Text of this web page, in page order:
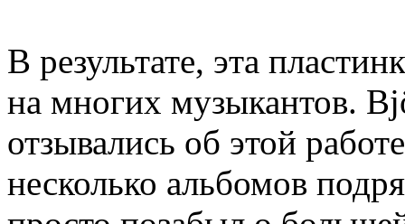
В результате, эта
на многих музыкантов.
отзывались об этой
несколько альбомов